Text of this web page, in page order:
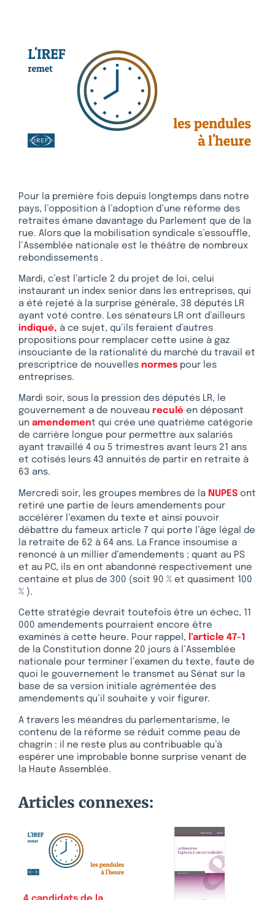
Pour la première fois depuis longtemps dans notre
pays, l’opposition à l’adoption d’une réforme des
retraites émane davantage du Parlement que de la
rue. Alors que la mobilisation syndicale s’essouffle,
l’Assemblée nationale est le théâtre de nombreux
rebondissements .
Mardi, c’est l’article 2 du projet de loi, celui
instaurant un index senior dans les entreprises, qui
a été rejeté à la surprise générale, 38 députés LR
ayant voté contre. Les sénateurs LR ont d’ailleurs
indiqué, à ce sujet, qu’ils feraient d’autres
propositions pour remplacer cette usine à gaz
insouciante de la rationalité du marché du travail et
prescriptrice de nouvelles normes pour les
entreprises.
Mardi soir, sous la pression des députés LR, le
gouvernement a de nouveau reculé en déposant
un amendement qui crée une quatrième catégorie
de carrière longue pour permettre aux salariés
ayant travaillé 4 ou 5 trimestres avant leurs 21 ans
et cotisés leurs 43 annuités de partir en retraite à
63 ans.
Mercredi soir, les groupes membres de la NUPES ont
retiré une partie de leurs amendements pour
accélérer l’examen du texte et ainsi pouvoir
débattre du fameux article 7 qui porte l’âge légal de
la retraite de 62 à 64 ans. La France insoumise a
renoncé à un millier d’amendements ; quant au PS
et au PC, ils en ont abandonné respectivement une
centaine et plus de 300 (soit 90 % et quasiment 100
% ).
Cette stratégie devrait toutefois être un échec, 11
000 amendements pourraient encore être
examinés à cette heure. Pour rappel, l’article 47-1
de la Constitution donne 20 jours à l’Assemblée
nationale pour terminer l’examen du texte, faute de
quoi le gouvernement le transmet au Sénat sur la
base de sa version initiale agrémentée des
amendements qu’il souhaite y voir figurer.
A travers les méandres du parlementarisme, le
contenu de la réforme se réduit comme peau de
chagrin : il ne reste plus au contribuable qu’à
espérer une improbable bonne surprise venant de
la Haute Assemblée.
Articles connexes: